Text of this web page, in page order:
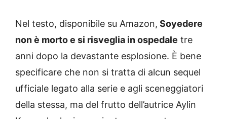
Nel testo, disponibile su Amazon, Soyedere
non è morto e si risveglia in ospedale tre
anni dopo la devastante esplosione. È bene
specificare che non si tratta di alcun sequel
ufficiale legato alla serie e agli sceneggiatori
della stessa, ma del frutto dell’autrice Aylin